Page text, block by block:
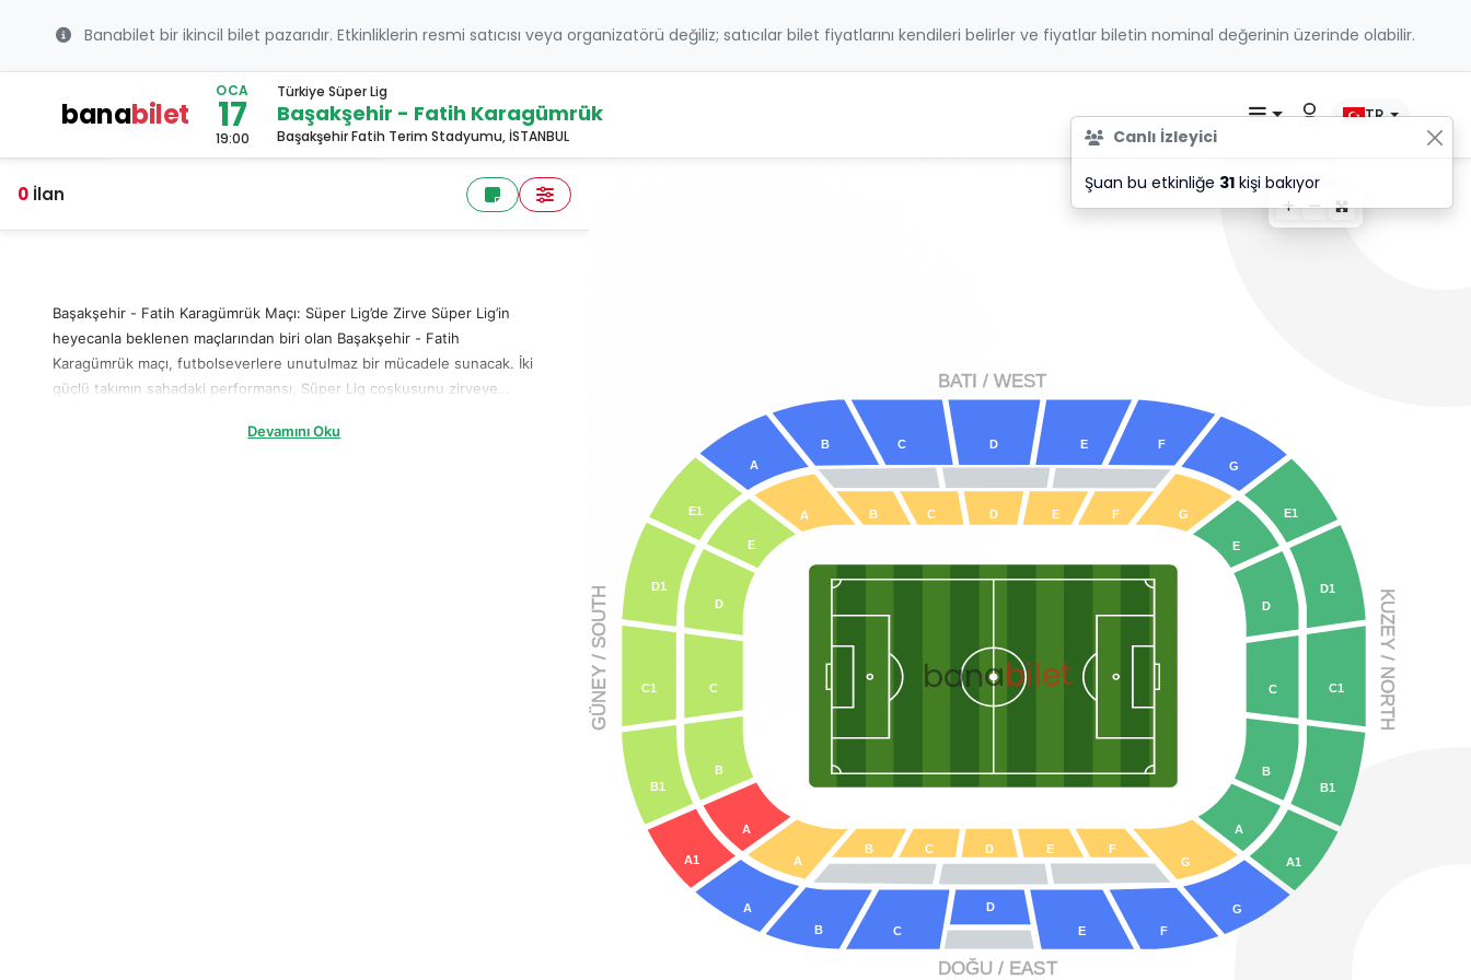
Banabilet bir ikincil bilet pazarıdır. Etkinliklerin resmi satıcısı veya organizatörü değiliz; satıcılar bilet fiyatlarını kendileri belirler ve fiyatlar biletin nominal değerinin üzerinde olabilir.
banabilet
OCA
17
19:00
Türkiye Süper Lig
Başakşehir - Fatih Karagümrük
Başakşehir Fatih Terim Stadyumu, İSTANBUL
TR
0 İlan
Başakşehir - Fatih Karagümrük Maçı: Süper Lig’de Zirve Süper Lig’in
heyecanla beklenen maçlarından biri olan Başakşehir - Fatih
Karagümrük maçı, futbolseverlere unutulmaz bir mücadele sunacak. İki
güçlü takımın sahadaki performansı, Süper Lig coşkusunu zirveye
galibiyetle ayrılmayı hedefliyor. Fatih Karagümrük deplasmanda etkili
Devamını Oku
BATI / WEST
DOĞU / EAST
GÜNE
Y
/ SOUTH KUZE
Y
/ NO
R
TH
banabilet
A
B C D E
F
G
A
B
C
D
E F
G
A B C D E F G
A
B C D E F
G
A
B
C
D
E
A1
B1
C1
D1
E1
A
A1
B
C
D
E
B1
C1
D1
E1
Canlı İzleyici
Şuan bu etkinliğe 31 kişi bakıyor